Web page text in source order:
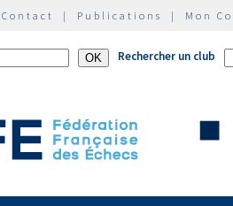
Contact | Publications | Mon
Rechercher un club